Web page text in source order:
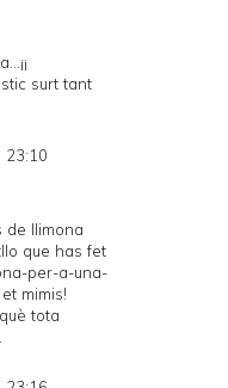
surt tant
23:10
de llimona
que has fet
per-a-una-
mimis!
tota